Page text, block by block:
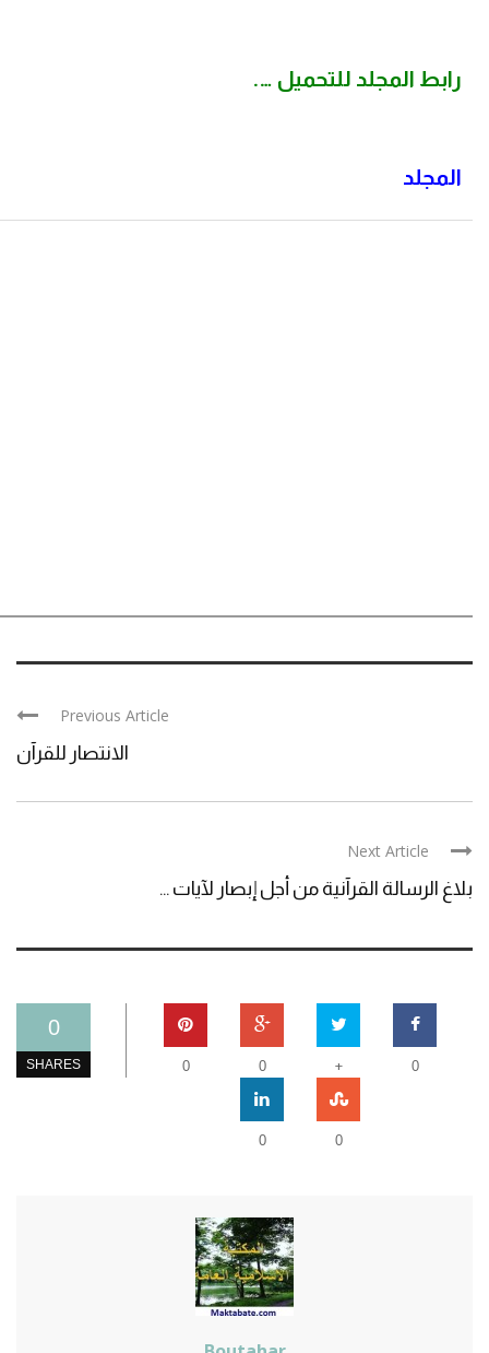
رابط المجلد للتحميل ….
المجلد
Previous Article
الانتصار للقرآن
Next Article
بلاغ الرسالة القرآنية من أجل إبصار لآيات ...
0
SHARES 0
+
0
0
0
0